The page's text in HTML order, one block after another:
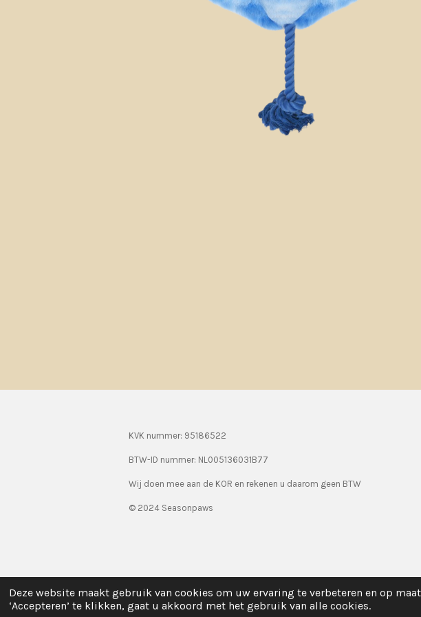
Deze website maakt gebruik van cookies om uw ervaring te verbeteren en op
‘Accepteren’ te klikken, gaat u akkoord met het gebruik van alle cookies.
KVK nummer: 95186522
BTW-ID nummer: NL005136031B77
Wij doen mee aan de KOR en rekenen u daarom geen BTW
© 2024 Seasonpaws